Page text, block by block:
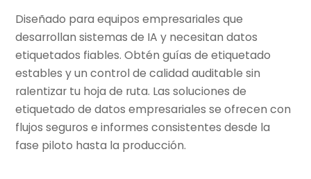
Diseñado para equipos empresariales que
desarrollan sistemas de IA y necesitan datos
etiquetados fiables. Obtén guías de etiquetado
estables y un control de calidad auditable sin
ralentizar tu hoja de ruta. Las soluciones de
etiquetado de datos empresariales se ofrecen con
flujos seguros e informes consistentes desde la
fase piloto hasta la producción.